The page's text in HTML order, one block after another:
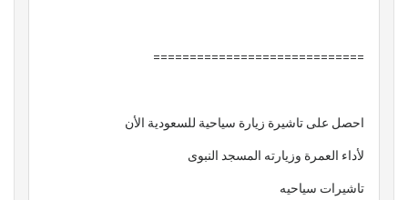
=============================
احصل على تاشيرة زيارة سياحية للسعودية الأن
لأداء العمرة وزيارته المسجد النبوى
تاشيرات سياحيه